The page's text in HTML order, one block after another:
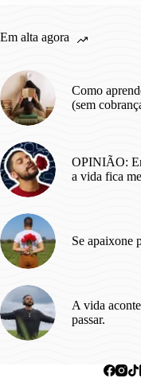
Em alta agora
Como
(sem
OPINIÃO:
a vida fica
Se apaixone
A vida
passar.